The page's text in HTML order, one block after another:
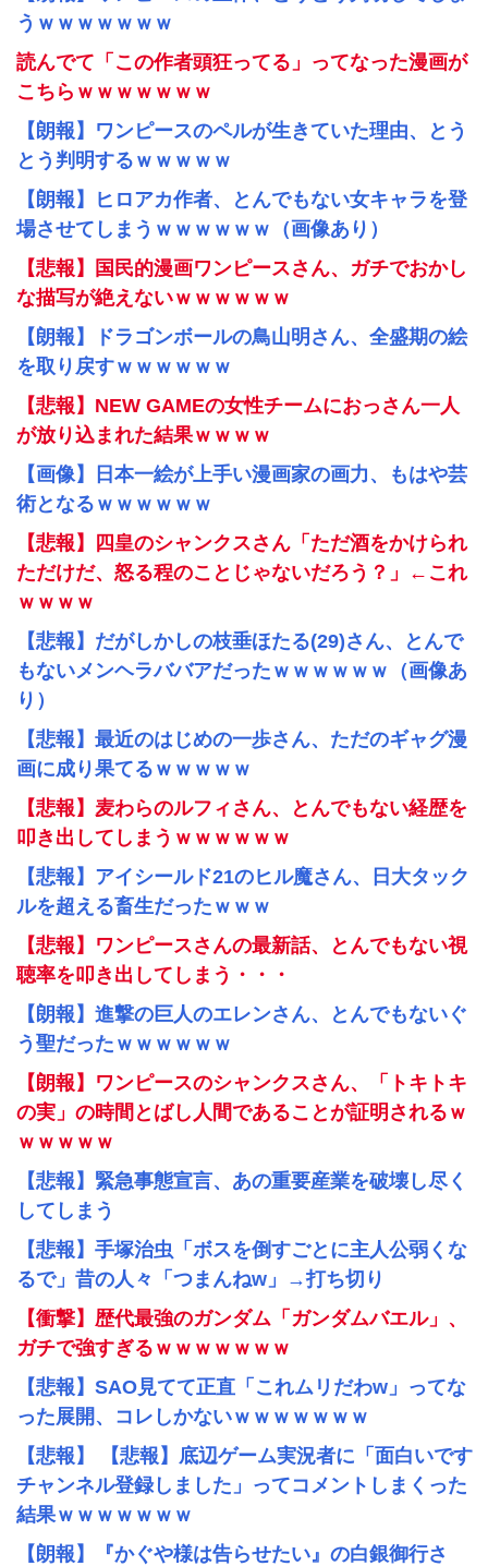
うｗｗｗｗｗｗｗ
読んでて「この作者頭狂ってる」ってなった漫画が
こちらｗｗｗｗｗｗｗ
【朗報】ワンピースのペルが生きていた理由、とう
とう判明するｗｗｗｗｗ
【朗報】ヒロアカ作者、とんでもない女キャラを登
場させてしまうｗｗｗｗｗｗ（画像あり）
【悲報】国民的漫画ワンピースさん、ガチでおかし
な描写が絶えないｗｗｗｗｗｗ
【朗報】ドラゴンボールの鳥山明さん、全盛期の絵
を取り戻すｗｗｗｗｗｗ
【悲報】NEW GAMEの女性チームにおっさん一人
が放り込まれた結果ｗｗｗｗ
【画像】日本一絵が上手い漫画家の画力、もはや芸
術となるｗｗｗｗｗｗ
【悲報】四皇のシャンクスさん「ただ酒をかけられ
ただけだ、怒る程のことじゃないだろう？」←これ
ｗｗｗｗ
【悲報】だがしかしの枝垂ほたる(29)さん、とんで
もないメンヘラババアだったｗｗｗｗｗｗ（画像あ
り）
【悲報】最近のはじめの一歩さん、ただのギャグ漫
画に成り果てるｗｗｗｗｗ
【悲報】麦わらのルフィさん、とんでもない経歴を
叩き出してしまうｗｗｗｗｗｗ
【悲報】アイシールド21のヒル魔さん、日大タック
ルを超える畜生だったｗｗｗ
【悲報】ワンピースさんの最新話、とんでもない視
聴率を叩き出してしまう・・・
【朗報】進撃の巨人のエレンさん、とんでもないぐ
う聖だったｗｗｗｗｗｗ
【朗報】ワンピースのシャンクスさん、「トキトキ
の実」の時間とばし人間であることが証明されるｗ
ｗｗｗｗｗ
【悲報】緊急事態宣言、あの重要産業を破壊し尽く
してしまう
【悲報】手塚治虫「ボスを倒すごとに主人公弱くな
るで」昔の人々「つまんねw」→打ち切り
【衝撃】歴代最強のガンダム「ガンダムバエル」、
ガチで強すぎるｗｗｗｗｗｗｗ
【悲報】SAO見てて正直「これムリだわw」ってな
った展開、コレしかないｗｗｗｗｗｗｗ
【悲報】 【悲報】底辺ゲーム実況者に「面白いです
チャンネル登録しました」ってコメントしまくった
結果ｗｗｗｗｗｗｗ
【朗報】『かぐや様は告らせたい』の白銀御行さ